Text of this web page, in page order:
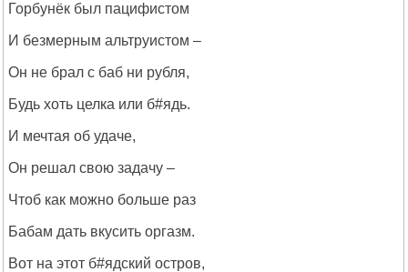
Горбунёк был пацифистом
И безмерным альтруистом –
Он не брал с баб ни рубля,
Будь хоть целка или б#ядь.
И мечтая об удаче,
Он решал свою задачу –
Чтоб как можно больше раз
Бабам дать вкусить оргазм.
Вот на этот б#ядский остров,